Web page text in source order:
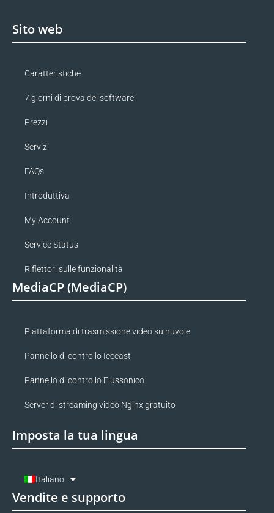
Sito web
Caratteristiche
7 giorni di prova del software
Prezzi
Servizi
FAQs
Introduttiva
My Account
Service Status
Riflettori sulle funzionalità
MediaCP (MediaCP)
Piattaforma di trasmissione video su nuvole
Pannello di controllo Icecast
Pannello di controllo Flussonico
Server di streaming video Nginx gratuito
Imposta la tua lingua
Italiano
Vendite e supporto